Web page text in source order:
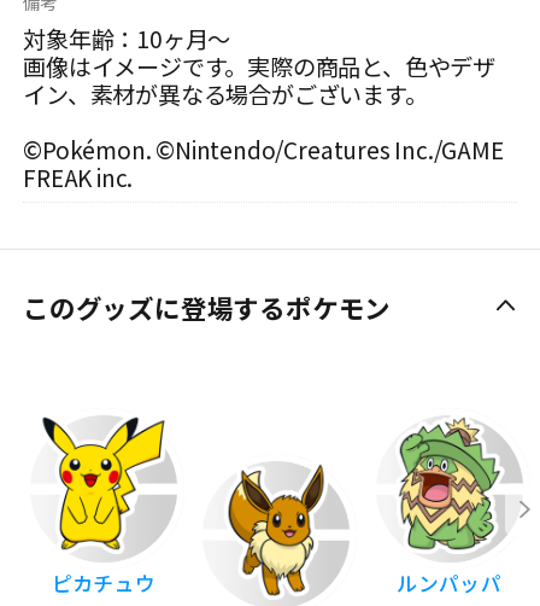
対象年齢：10ヶ月～
画像はイメージです。実際の商品と、色やデザ
イン、素材が異なる場合がございます。
©Pokémon. ©Nintendo/Creatures Inc./GAME
FREAK inc.
このグッズに登場するポケモン
ピカチュウ
ルンパッパ